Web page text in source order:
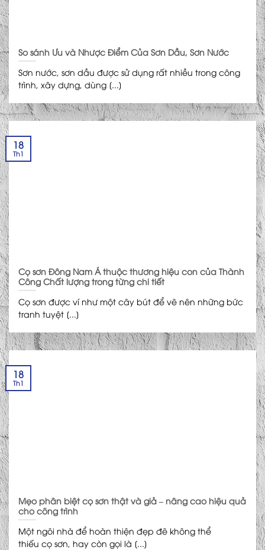
So sánh Ưu và Nhược Điểm Của Sơn Dầu, Sơn Nước
Sơn nước, sơn dầu được sử dụng rất nhiều trong công
trình, xây dựng, dùng [...]
Cọ sơn Đông Nam Á thuộc thương hiệu con của Thành
Công Chất lượng trong từng chi tiết
Cọ sơn được ví như một cây bút để vẽ nên những bức
tranh tuyệt [...]
18
Th1
Mẹo phân biệt cọ sơn thật và giả – nâng cao hiệu quả
cho công trình
Một ngôi nhà để hoàn thiện đẹp đẽ không thể
thiếu cọ sơn, hay còn gọi là [...]
18
Th1